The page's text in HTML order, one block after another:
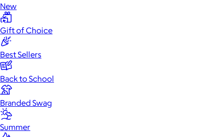
New
Gift of Choice
Best Sellers
Back to School
Branded Swag
Summer